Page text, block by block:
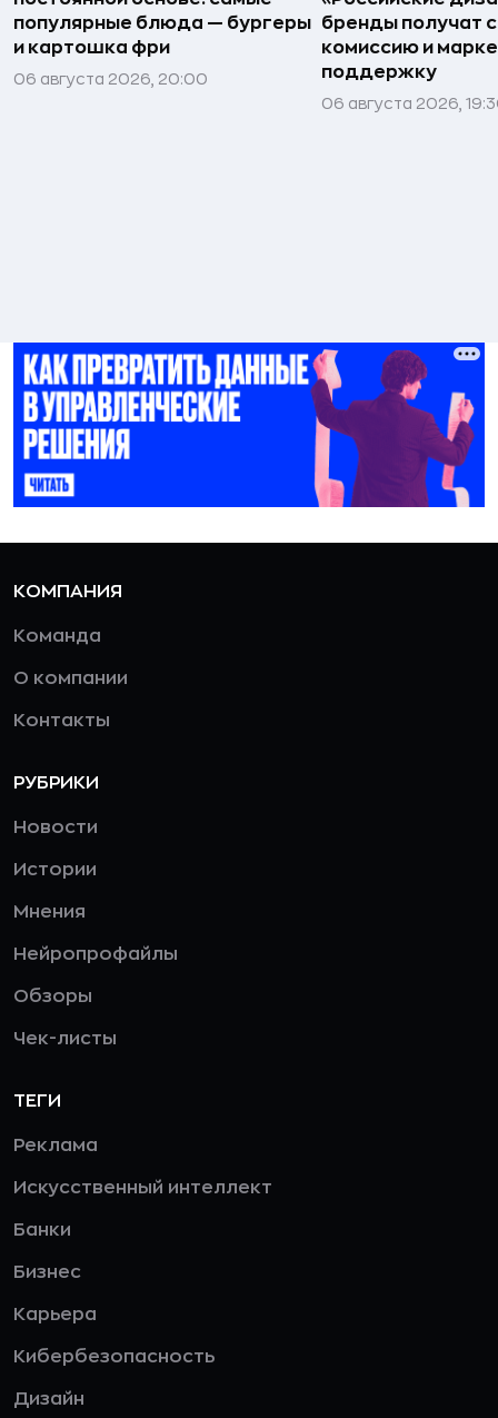
популярные блюда — бургеры
и картошка фри
06 августа 2026, 20:00
бренды получат
комиссию и
поддержку
06 августа 2026,
КОМПАНИЯ
Команда
О компании
Контакты
РУБРИКИ
Новости
Истории
Мнения
Нейропрофайлы
Обзоры
Чек-листы
ТЕГИ
Реклама
Искусственный интеллект
Банки
Бизнес
Карьера
Кибербезопасность
Дизайн